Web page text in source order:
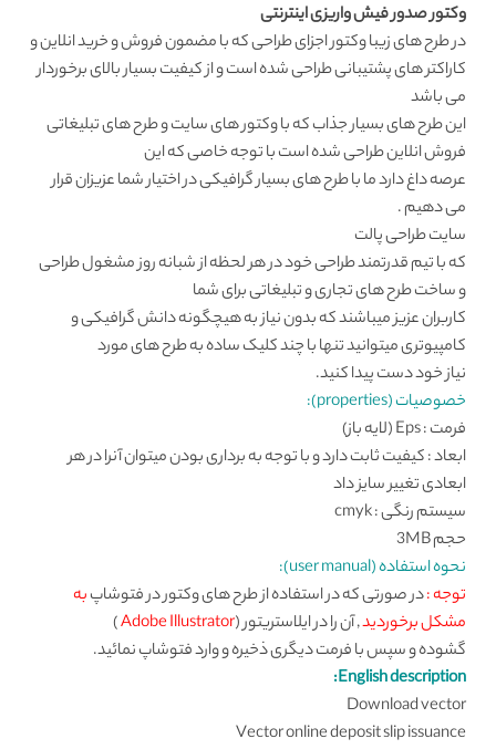
وکتور صدور فیش واریزی اینترنتی
در طرح های زیباوکتور اجزای طراحیکه با مضمون فروش و خرید انلاین و
کاراکتر های پشتیبانی طراحی شده است و از کیفیت بسیار بالای برخوردار
می باشد
این طرح های بسیار جذاب که با وکتور های سایت و طرح های تبلیغاتی
فروش انلاین طراحی شده است با توجه خاصی که این
عرصه داغ دارد ما با طرح های بسیار گرافیکی در اختیار شما عزیزان قرار
می دهیم .
سایت طراحیپالت
که با تیم قدرتمند طراحی خود در هر لحظه از شبانه روز مشغول طراحی
و ساخت طرح های تجاری و تبلیغاتی برای شما
کاربران عزیز میباشند که بدون نیاز به هیچگونه دانش گرافیکی و
کامپیوتری میتوانید تنها با چند کلیک ساده به طرح های مورد
نیاز خود دست پیدا کنید.
خصوصیات (properties):
فرمت : Eps (لایه باز)
ابعاد : کیفیت ثابت دارد و با توجه به برداری بودن میتوان آنرا در هر
ابعادی تغییر سایز داد
سیستم رنگی : cmyk
حجم 3MB
نحوه استفاده (user manual):
توجه :در صورتی که در استفاده از طرح های وکتور در فتوشاپبه
مشکل برخوردید, آن را در ایلاستریتور (Adobe Illustrator
)
گشوده و سپس با فرمت دیگری ذخیره و وارد فتوشاپ نمائید.
English description:
Download vector
Vector online deposit slip issuance